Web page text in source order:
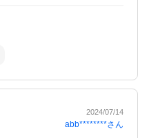
2024/07/14
abb********さん